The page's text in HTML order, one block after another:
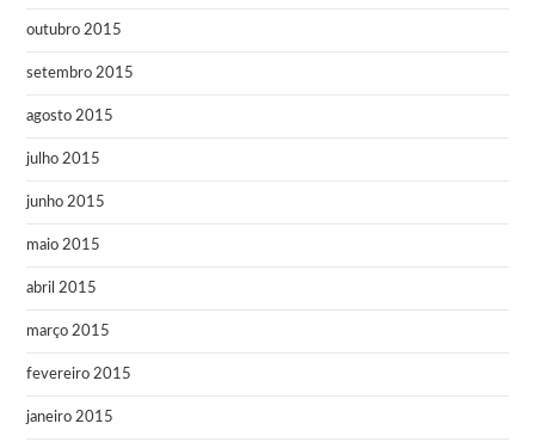
outubro 2015
setembro 2015
agosto 2015
julho 2015
junho 2015
maio 2015
abril 2015
março 2015
fevereiro 2015
janeiro 2015